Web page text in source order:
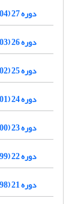
دوره 27 (1404)
دوره 26 (1403)
دوره 25 (1402)
دوره 24 (1401)
دوره 23 (1400)
دوره 22 (1399)
دوره 21 (1398)